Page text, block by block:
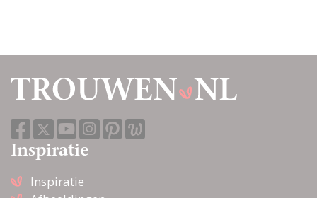
Inspiratie
Inspiratie